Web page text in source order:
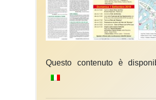
Questo contenuto è